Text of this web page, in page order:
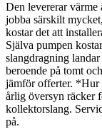
Den levererar värme
jobba särskilt
kostar det att
Själva pumpen
slangdragning
beroende på tomt
jämför offerter. *Hur
årlig översyn räcker
kollektorslang.
på.